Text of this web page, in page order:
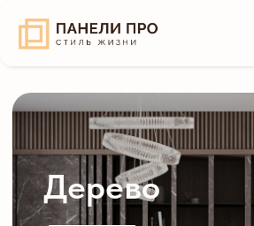
Дерево
Натуральная эстетика и
тёплая атмосфера